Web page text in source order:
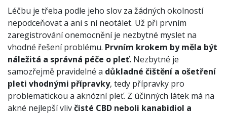
Léčbu je třeba podle jeho slov za žádných okolností
nepodceňovat a ani s ní neotálet. Už při prvním
zaregistrování onemocnění je nezbytné myslet na
vhodné řešení problému. Prvním krokem by měla být
náležitá a správná péče o pleť. Nezbytné je
samozřejmě pravidelné a důkladné čištění a ošetření
pleti vhodnými přípravky, tedy přípravky pro
problematickou a aknózní pleť. Z účinných látek má na
akné nejlepší vlivčisté CBD neboli kanabidiol a